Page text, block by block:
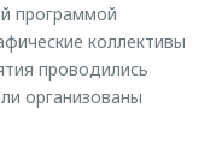
программой
коллективы
проводились
организованы